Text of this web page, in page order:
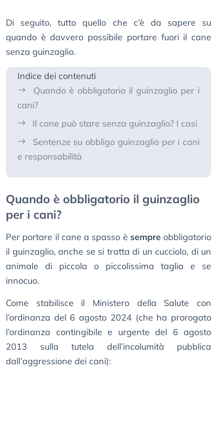
Di seguito, tutto quello che c’è da sapere su
quando è davvero possibile portare fuori il cane
senza guinzaglio.
Indice dei contenuti
Quando è obbligatorio il guinzaglio per i
cani?
Il cane può stare senza guinzaglio? I casi
Sentenze su obbligo guinzaglio per i cani
e responsabilità
Quando è obbligatorio il guinzaglio
per i cani?
Per portare il cane a spasso è sempreobbligatorio
il guinzaglio, anche se si tratta di un cucciolo, di un
animale di piccola o piccolissima taglia e se
innocuo.
Come stabilisce il Ministero della Salute con
l’ordinanza del 6 agosto 2024 (che ha prorogato
l’ordinanza contingibile e urgente del 6 agosto
2013 sulla tutela dell’incolumità pubblica
dall’aggressione dei cani):